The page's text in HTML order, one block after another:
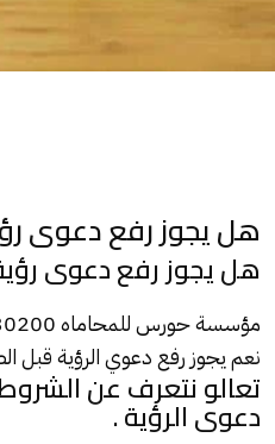
هل يجوز رفع دعوى
هل يجوز رفع دعوى
مؤسسة حورس للمحاماه 01129230200
نعم يجوز رفع دعويالرؤيةقبل
تعالو نتعرف عن الشروط
دعوى الرؤية .